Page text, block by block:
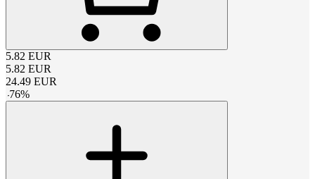
5.82 EUR
5.82 EUR
24.49 EUR
-76%